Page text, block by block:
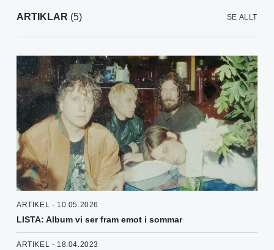
ARTIKLAR (5) SE ALLT
ARTIKEL - 10.05.2026
LISTA: Album vi ser fram emot i sommar
ARTIKEL - 18.04.2023